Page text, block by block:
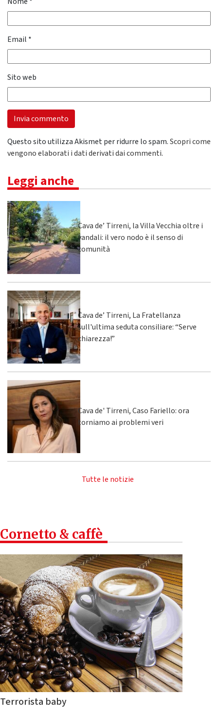
Email *
Sito web
Questo sito utilizza Akismet per ridurre lo spam.Scopri come
vengono elaborati i dati derivati dai commenti.
Leggi anche
Cava de’ Tirreni, la Villa Vecchia oltre i
vandali: il vero nodo è il senso di
comunità
Cava de’ Tirreni, La Fratellanza
sull'ultima seduta consiliare: “Serve
chiarezza!”
Cava de' Tirreni, Caso Fariello: ora
torniamo ai problemi veri
Tutte le notizie
Cornetto & caffè
Terrorista baby